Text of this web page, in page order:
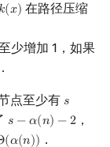
𝑘(𝑥)
(x) 在路径压缩
少增加 1，如果
点至少有 𝑠
s
𝑠 −𝛼(𝑛) −2
s −α (n)−2
，
)) ．